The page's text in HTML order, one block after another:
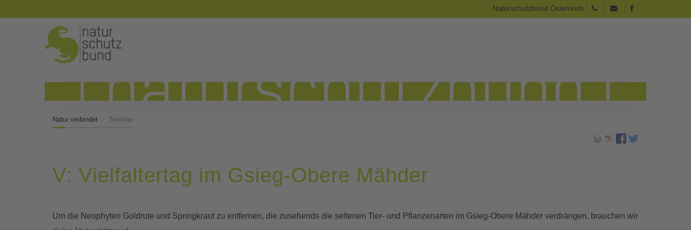
Naturschutzbund Österreich
Natur verbindet Termine
V: Vielfaltertag im Gsieg-Obere Mähder
Um die Neophyten Goldrute und Springkraut zu entfernen, die zusehends die seltenen Tier- und Pflanzenarten im Gsieg-Obere Mähder verdrängen, brauchen wir